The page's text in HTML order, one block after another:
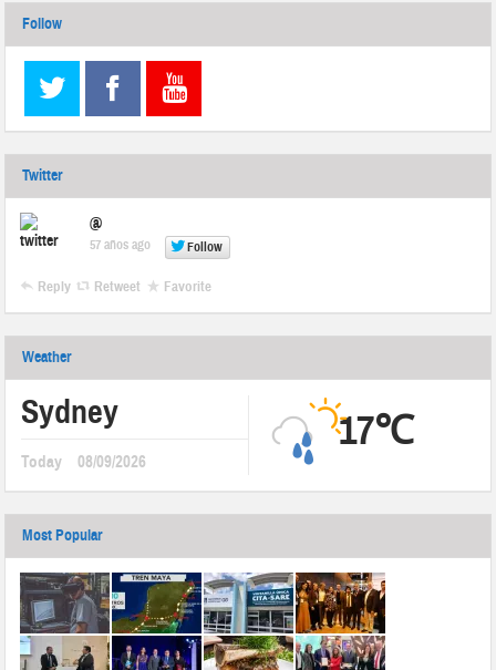
Follow
Twitter
@
57 años ago Follow
Reply Retweet Favorite
Weather
Sydney
Today 08/09/2026
17℃
Most Popular